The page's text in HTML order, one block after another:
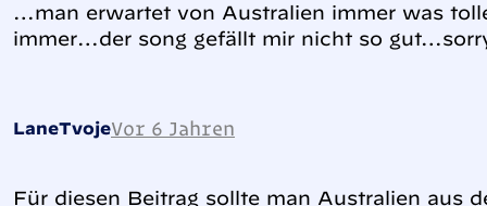
…man erwartet von Australien immer was
immer…der song gefällt mir nicht so
LaneTvojeVor 6 Jahren
Für diesen Beitrag sollte man Australien aus